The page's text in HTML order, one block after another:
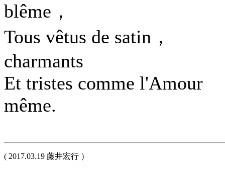
blême，
Tous vêtus de satin，
charmants
Et tristes comme l'Amour
même.
( 2017.03.19 藤井宏行 ）